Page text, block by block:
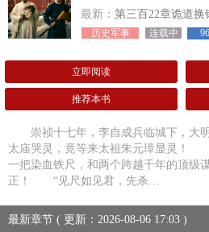
最新： 第三百22章诡道
历史军事 连载中
立即阅读
推荐本书
崇祯十七年，李自成兵临城下，大
太庙哭灵，竟等来太祖朱元璋显灵！
一把染血铁尺，和两个跨越千年的顶
正！ “见尺如见君，先杀…
最新章节 ( 更新：2026-08-06 17:03 )